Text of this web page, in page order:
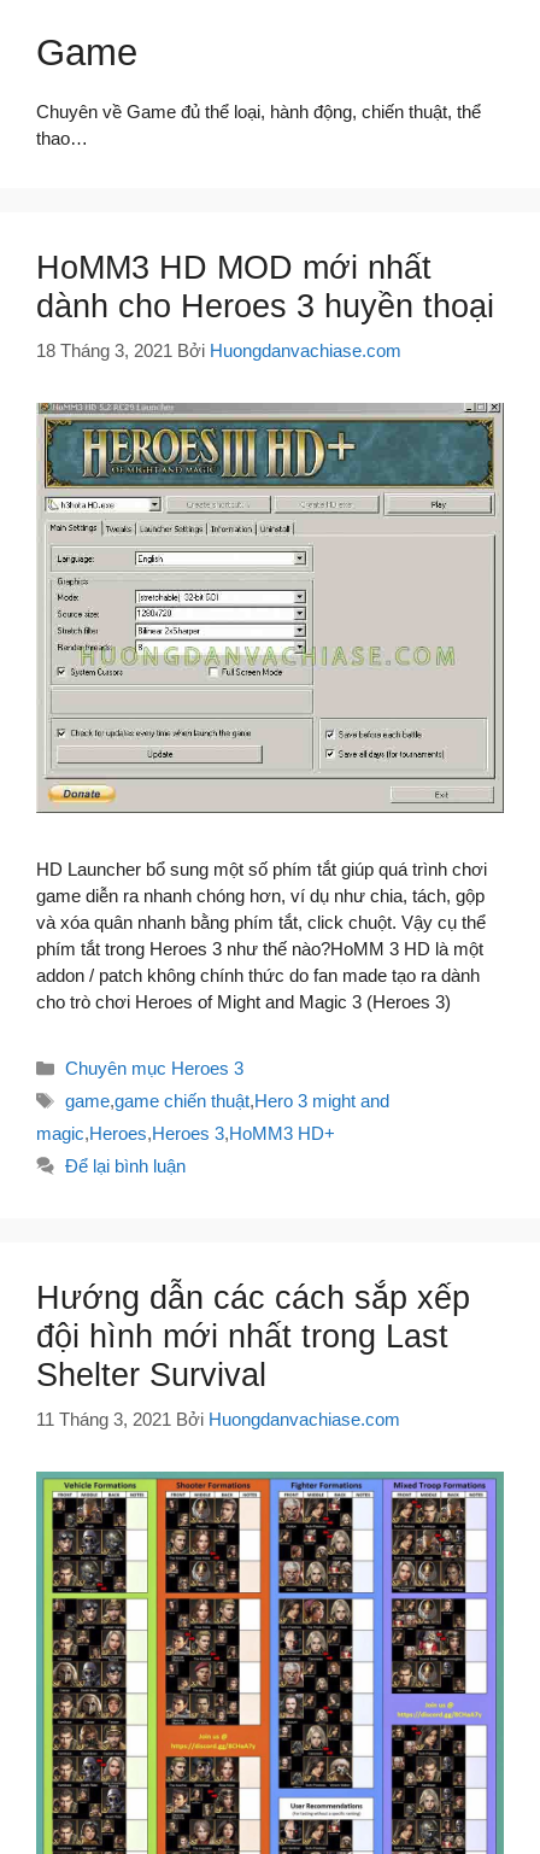
Game
Chuyên về Game đủ thể loại, hành động, chiến thuật, thể
thao…
HoMM3 HD MOD mới nhất
dành cho Heroes 3 huyền thoại
18 Tháng 3, 2021 Bởi Huongdanvachiase.com
HD Launcher bổ sung một số phím tắt giúp quá trình chơi
game diễn ra nhanh chóng hơn, ví dụ như chia, tách, gộp
và xóa quân nhanh bằng phím tắt, click chuột. Vậy cụ thể
phím tắt trong Heroes 3 như thế nào?HoMM 3 HD là một
addon / patch không chính thức do fan made tạo ra dành
cho trò chơi Heroes of Might and Magic 3 (Heroes 3)
Danh
Chuyên mục Heroes 3
Thẻ
game,game chiến thuật,Hero 3 might and
magic,Heroes,Heroes 3,HoMM3 HD+
Để lại bình luận
Hướng dẫn các cách sắp xếp
đội hình mới nhất trong Last
Shelter Survival
11 Tháng 3, 2021 Bởi Huongdanvachiase.com